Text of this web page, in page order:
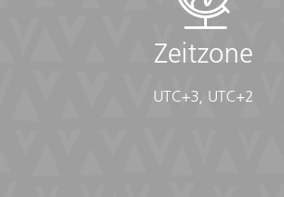
Zeitzone
UTC+3, UTC+2